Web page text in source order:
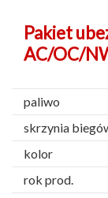
Pakiet
AC/OC/
paliwo
skrzynia
kolor
rok prod.